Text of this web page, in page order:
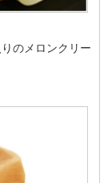
のメロンクリー